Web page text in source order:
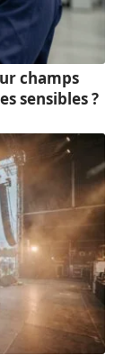
champs
sensibles ?